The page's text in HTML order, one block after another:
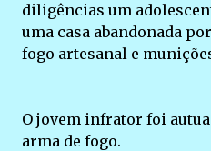
diligências um
uma casa abandonada
fogo artesanal e
O jovem infrator foi
arma de fogo.